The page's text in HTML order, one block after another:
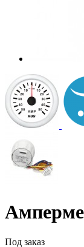
Под заказ